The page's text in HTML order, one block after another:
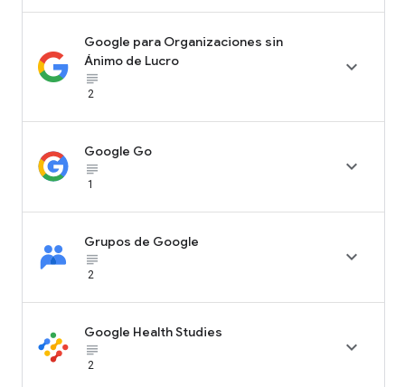
Google para Organizaciones sin
Ánimo de Lucro
subject_black
2

Google Go
subject_black
1

Grupos de Google
subject_black
2

Google Health Studies
subject_black
2
